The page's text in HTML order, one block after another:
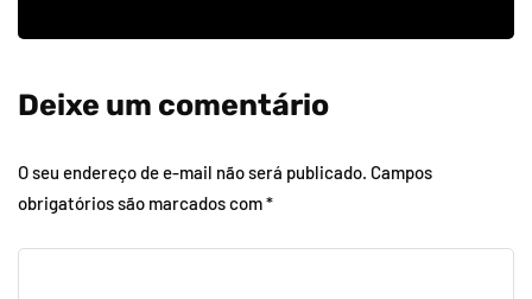
Deixe um comentário
O seu endereço de e-mail não será publicado. Campos
obrigatórios são marcados com*